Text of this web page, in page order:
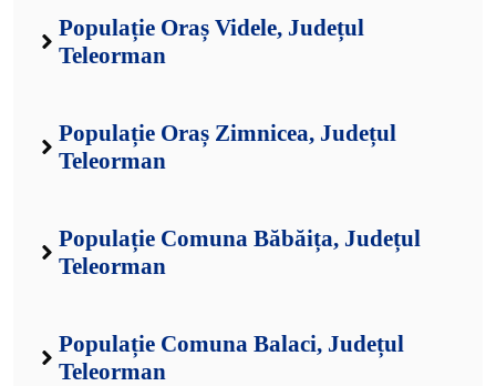
Populație Oraș Videle, Județul
Teleorman
Populație Oraș Zimnicea, Județul
Teleorman
Populație Comuna Băbăița, Județul
Teleorman
Populație Comuna Balaci, Județul
Teleorman